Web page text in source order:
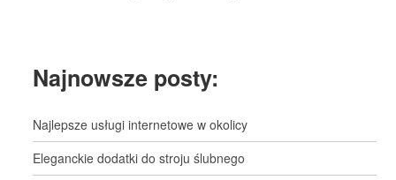
Najnowsze posty:
Najlepsze usługi internetowe w okolicy
Eleganckie dodatki do stroju ślubnego